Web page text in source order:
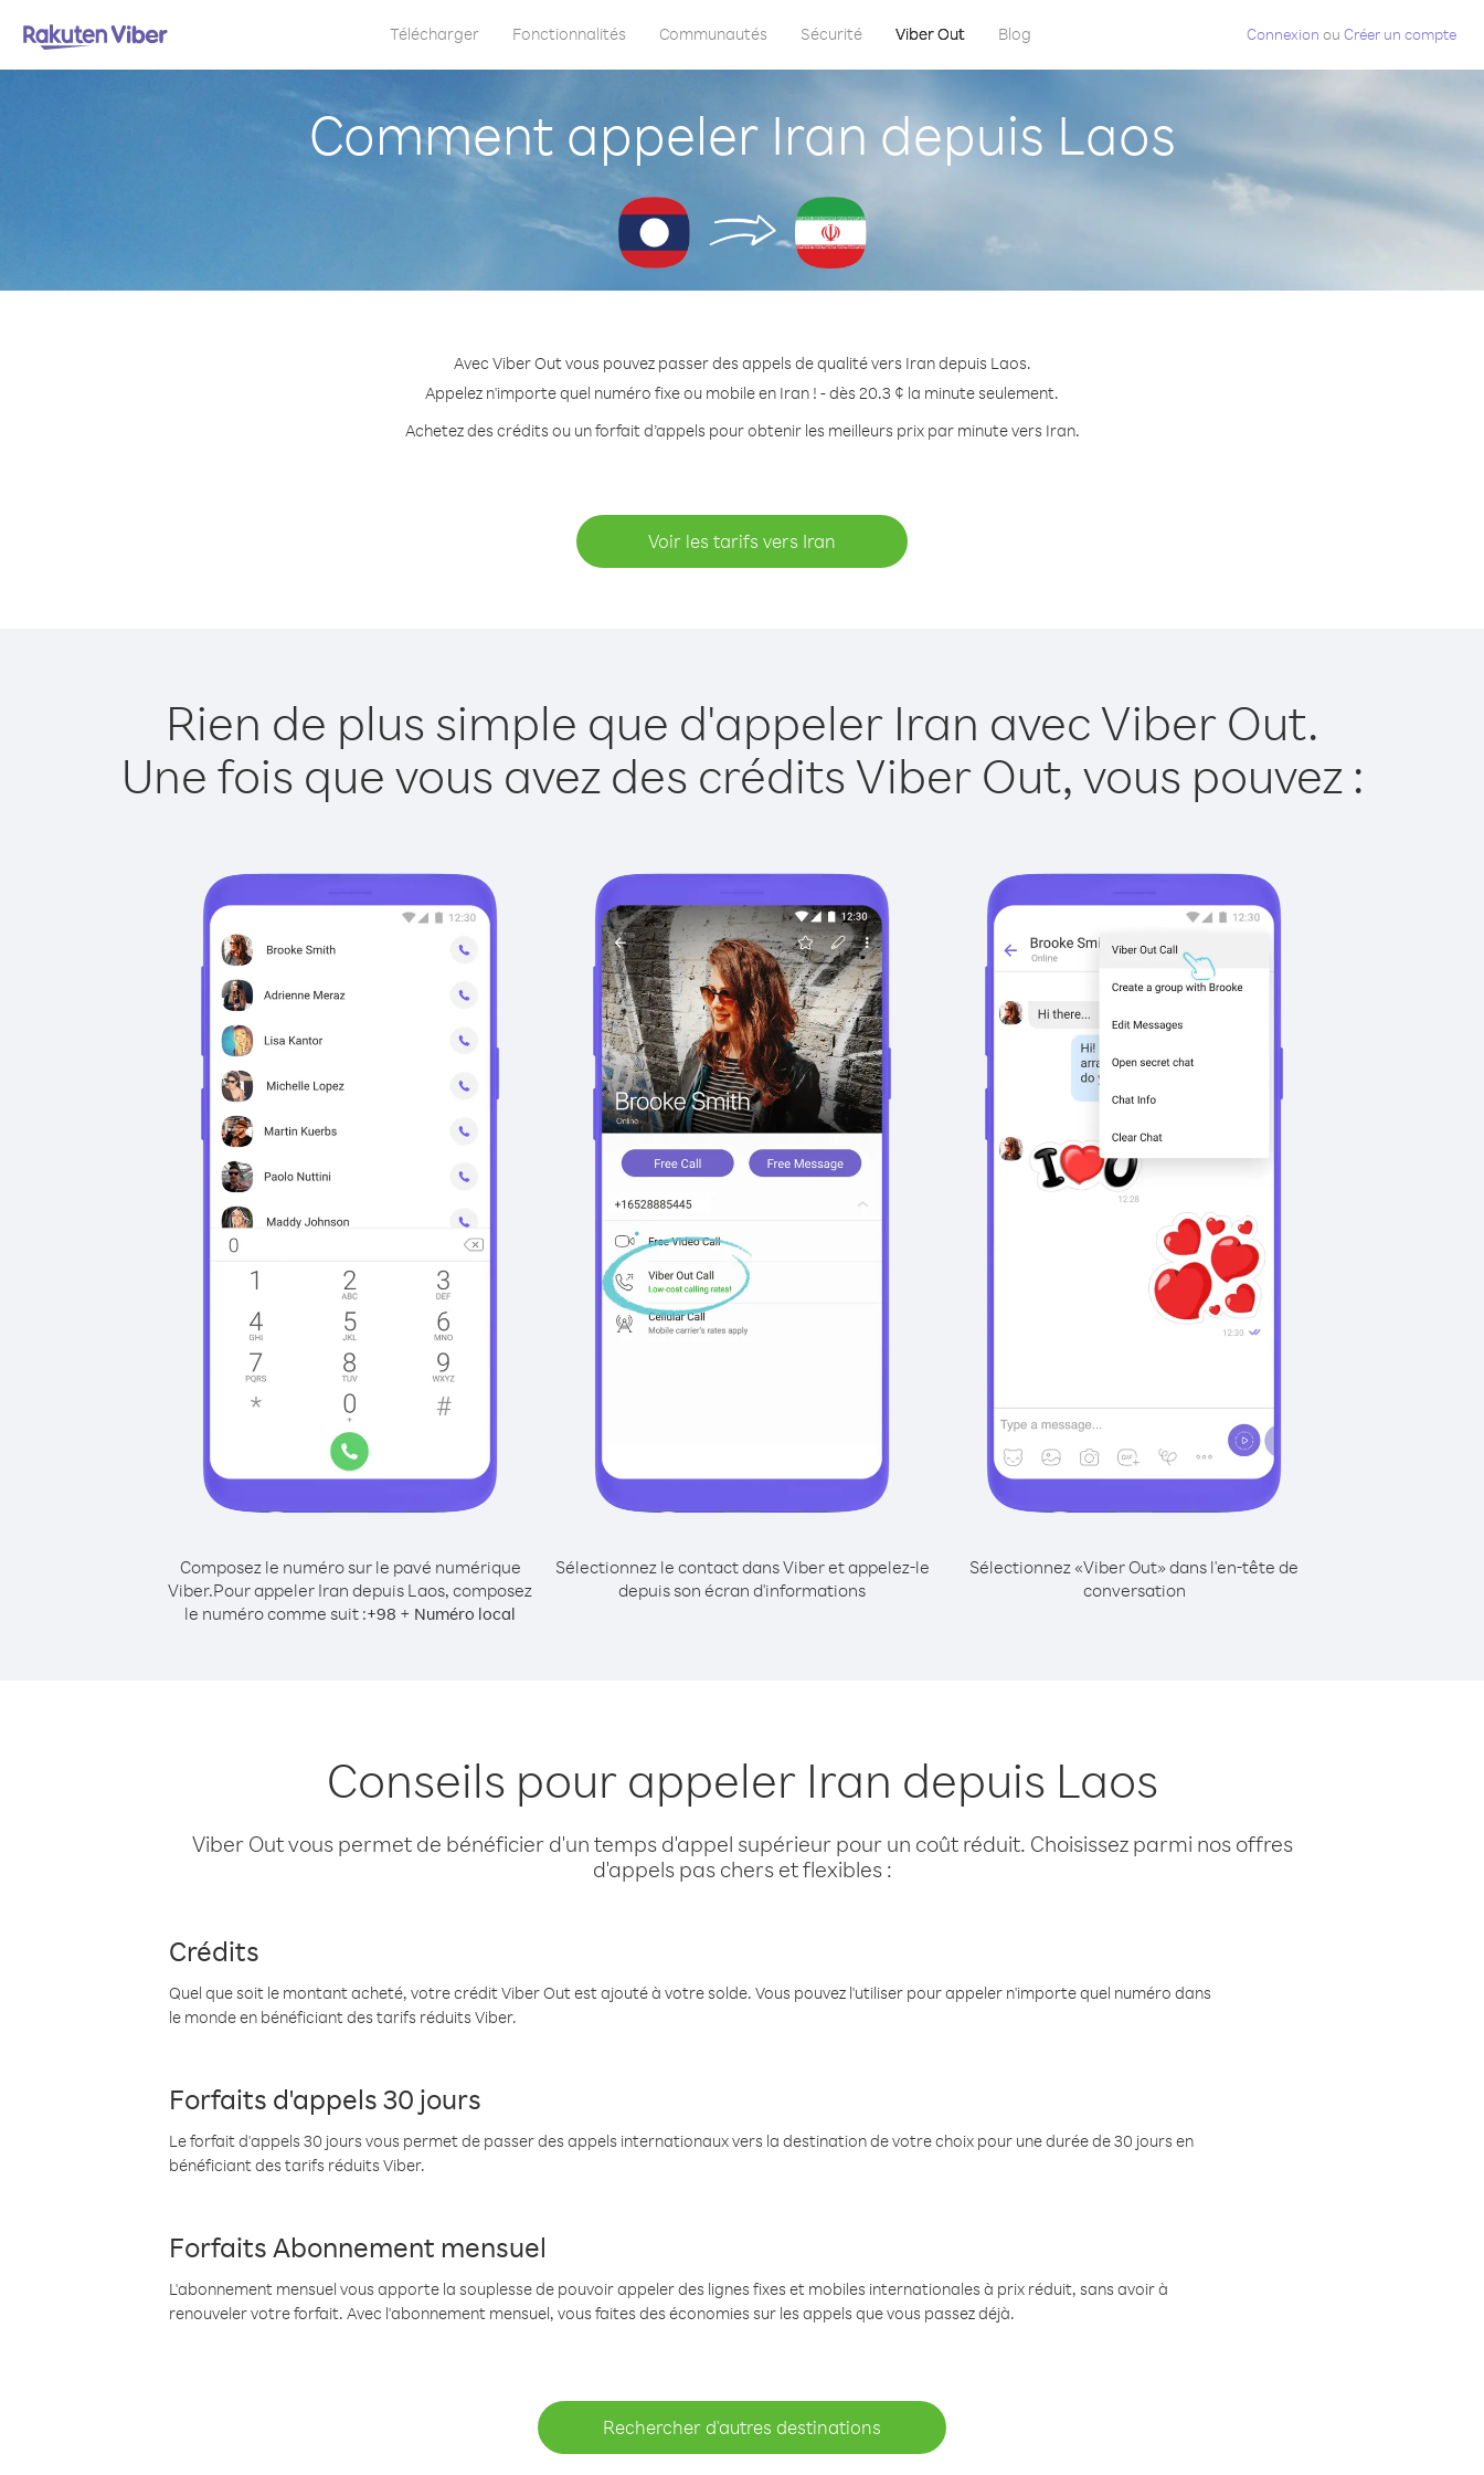
Télécharger Fonctionnalités Communautés Sécurité Viber Out Blog Connexion ou Créer un compte
Comment appeler Iran depuis Laos
Avec Viber Out vous pouvez passer des appels de qualité vers Iran depuis Laos.
Appelez n'importe quel numéro fixe ou mobile en Iran ! - dès 20.3 ¢ la minute seulement.
Achetez des crédits ou un forfait d’appels pour obtenir les meilleurs prix par minute vers Iran.
Voir les tarifs vers Iran
Rien de plus simple que d'appeler Iran avec Viber Out.
Une fois que vous avez des crédits Viber Out, vous pouvez :
Composez le numéro sur le pavé numérique
Viber.Pour appeler Iran depuis Laos, composez
le numéro comme suit :+98 + Numéro local
Sélectionnez le contact dans Viber et appelez-le
depuis son écran d'informations
Sélectionnez «Viber Out» dans l'en-tête de
conversation
Conseils pour appeler Iran depuis Laos
Viber Out vous permet de bénéficier d'un temps d'appel supérieur pour un coût réduit. Choisissez parmi nos offres
d'appels pas chers et flexibles :
Crédits
Quel que soit le montant acheté, votre crédit Viber Out est ajouté à votre solde. Vous pouvez l'utiliser pour appeler n'importe quel numéro dans
le monde en bénéficiant des tarifs réduits Viber.
Forfaits d'appels 30 jours
Le forfait d'appels 30 jours vous permet de passer des appels internationaux vers la destination de votre choix pour une durée de 30 jours en
bénéficiant des tarifs réduits Viber.
Forfaits Abonnement mensuel
L'abonnement mensuel vous apporte la souplesse de pouvoir appeler des lignes fixes et mobiles internationales à prix réduit, sans avoir à
renouveler votre forfait. Avec l'abonnement mensuel, vous faites des économies sur les appels que vous passez déjà.
Rechercher d'autres destinations